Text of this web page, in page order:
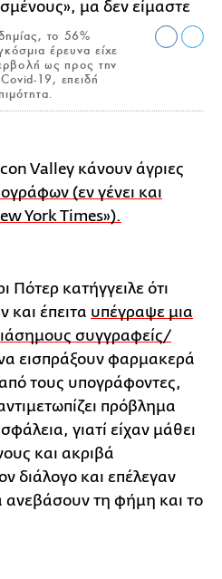
το 56%
έρευνα είχε
ως προς την
19, επειδή
Valley κάνουν άγριες
(εν γένει και
York Times»).
κατήγγειλε ότι
και έπειτα υπέγραψε μια
συγγραφείς/
εισπράξουν φαρμακερά
τους υπογράφοντες,
πρόβλημα
γιατί είχαν μάθει
και ακριβά
διάλογο και επέλεγαν
ανεβάσουν τη φήμη και το